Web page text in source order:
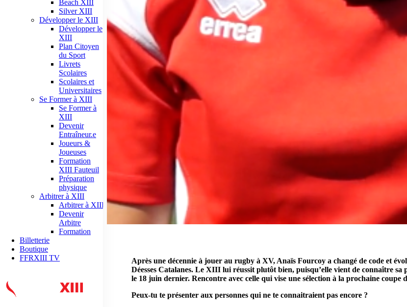
Beach XIII
Silver XIII
Développer le XIII
Développer le
XIII
Plan Citoyen
du Sport
Livrets
Scolaires
Scolaires et
Universitaires
Se Former à XIII
Se Former à
XIII
Devenir
Entraîneur.e
Joueurs &
Joueuses
Formation
XIII Fauteuil
Préparation
physique
Arbitrer à XIII
Arbitrer à XIII
Devenir
Arbitre
Formation
Billetterie
Boutique
FFRXIII TV
Après une décennie à jouer au rugby à XV, Anaïs Fourcoy a changé de code et
Déesses Catalanes. Le XIII lui réussit plutôt bien, puisqu’elle vient de connaître sa
le 18 juin dernier. Rencontre avec celle qui vise une sélection à la prochaine coupe
Peux-tu te présenter aux personnes qui ne te connaitraient pas encore ?